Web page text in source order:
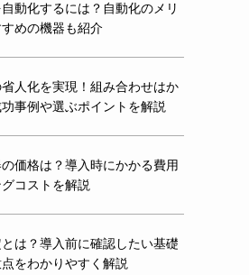
動化するには？自動化のメリ
めの機器も紹介
人化を実現！組み合わせはか
事例や選ぶポイントを解説
価格は？導入時にかかる費用
コストを解説
は？導入前に確認したい基礎
をわかりやすく解説